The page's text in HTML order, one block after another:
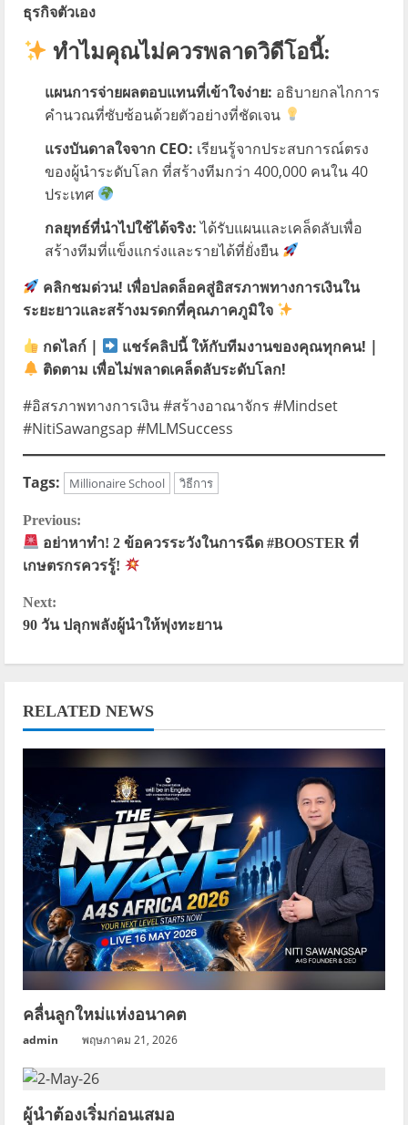
ธุรกิจตัวเอง
ทำไมคุณไม่ควรพลาดวิดีโอนี้:
แผนการจ่ายผลตอบแทนที่เข้าใจง่าย: อธิบายกลไกการ
คำนวณที่ซับซ้อนด้วยตัวอย่างที่ชัดเจน
แรงบันดาลใจจาก CEO: เรียนรู้จากประสบการณ์ตรง
ของผู้นำระดับโลก ที่สร้างทีมกว่า 400,000 คนใน 40
ประเทศ
กลยุทธ์ที่นำไปใช้ได้จริง:ได้รับแผนและเคล็ดลับเพื่อ
สร้างทีมที่แข็งแกร่งและรายได้ที่ยั่งยืน
คลิกชมด่วน! เพื่อปลดล็อคสู่อิสรภาพทางการเงินใน
ระยะยาวและสร้างมรดกที่คุณภาคภูมิใจ
กดไลก์ | แชร์คลิปนี้ให้กับทีมงานของคุณทุกคน! |
ติดตาม เพื่อไม่พลาดเคล็ดลับระดับโลก!
#อิสรภาพทางการเงิน #สร้างอาณาจักร #Mindset
#NitiSawangsap #MLMSuccess
Tags: Millionaire School วิธีการ
C
o
n
n
u
e
R
e
a
d
i
n
g
Previous:
อย่าหาทำ! 2 ข้อควรระวังในการฉีด #BOOSTER ที่
เกษตรกรควรรู้!
Next:
90 วัน ปลุกพลังผู้นำให้พุ่งทะยาน
RELATED NEWS
คลื่นลูกใหม่แห่งอนาคต
admin พฤษภาคม 21, 2026
ผู้นำต้องเริ่มก่อนเสมอ